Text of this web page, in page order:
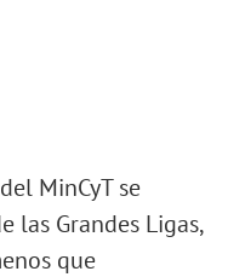
MinCyT se
las Grandes Ligas,
que